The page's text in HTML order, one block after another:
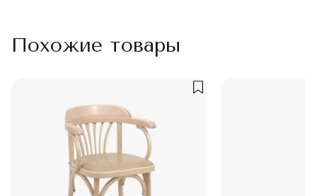
Похожие товары